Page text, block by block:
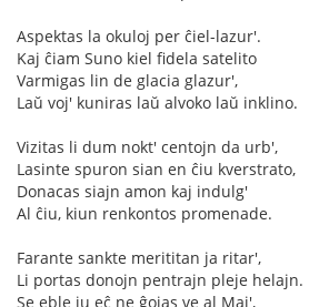
Aspektas la okuloj per ĉiel-lazur'.
Kaj ĉiam Suno kiel fidela satelito
Varmigas lin de glacia glazur',
Laŭ voj' kuniras laŭ alvoko laŭ inklino.
Vizitas li dum nokt' centojn da urb',
Lasinte spuron sian en ĉiu kverstrato,
Donacas siajn amon kaj indulg'
Al ĉiu, kiun renkontos promenade.
Farante sankte merititan ja ritar',
Li portas donojn pentrajn pleje helajn.
Se eble iu eĉ ne ĝojas ve al Maj',